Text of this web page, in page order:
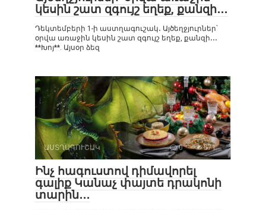
կեսին շատ զգույշ եղեք, քանզի․․․
Դեկտեմբերի 1-ի աստղագուշակ․ Այծեղջյուրներ՝
օրվա առաջին կեսին շատ զգույշ եղեք, քանզի․․․
**Խոյ**. Այսօր ձեզ
ԱՍՏՂԱԳՈՒՇԱԿ 0 571
Ինչ հագուստով դիմավորել
գալիք Կանաչ փայտե դրակոնի
տարին․․․